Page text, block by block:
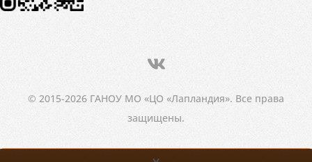
© 2015-2026 ГАНОУ МО «ЦО «Лапландия». Все права
защищены.